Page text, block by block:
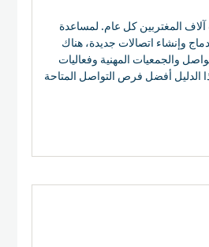
المغتربين كل عام. لمساعدة
وإنشاء اتصالات جديدة، هناك
والجمعيات المهنية وفعاليات
الدليل أفضل فرص التواصل المتاحة